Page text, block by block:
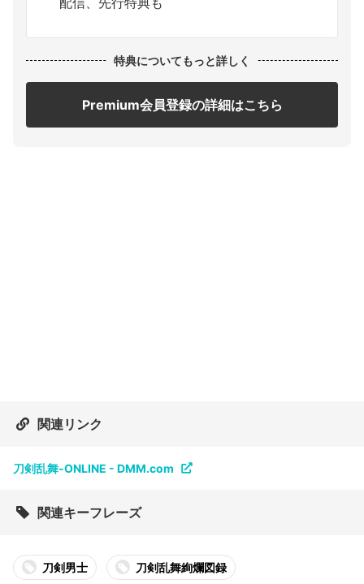
特典についてもっと詳しく
Premium会員登録の詳細はこちら
関連リンク
刀剣乱舞-ONLINE - DMM.com
関連キーフレーズ
刀剣男士 刀剣乱舞絢爛図録